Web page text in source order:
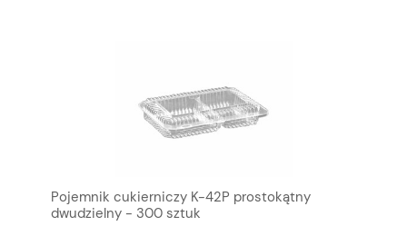
Pojemnik cukierniczy K-42P prostokątny
dwudzielny - 300 sztuk